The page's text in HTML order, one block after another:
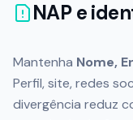
NAP e
Mantenha Nome,
Perfil, site, redes
divergência reduz